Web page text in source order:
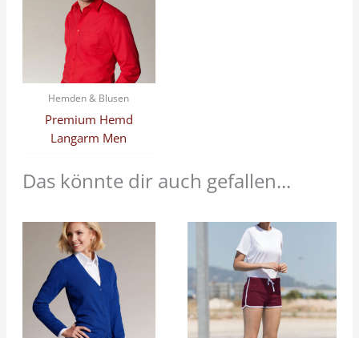
Hemden & Blusen
Premium Hemd
Langarm Men
Das könnte dir auch gefallen...